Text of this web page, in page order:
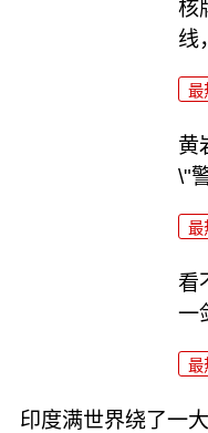
核
线
最
黄
\"
最
看
一
最
印度满世界绕了一